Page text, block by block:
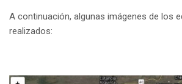
A continuación, algunas imágenes de los
realizados: